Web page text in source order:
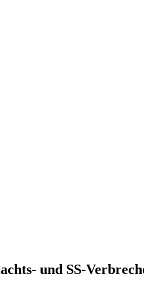
und SS-